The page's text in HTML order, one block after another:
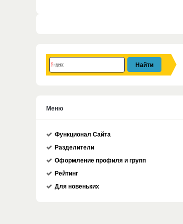
Меню
Функционал Сайта
Разделители
Оформление профиля и групп
Рейтинг
Для новеньких